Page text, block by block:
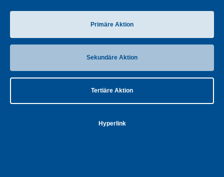
Primäre Aktion
Sekundäre Aktion
Tertiäre Aktion
Hyperlink